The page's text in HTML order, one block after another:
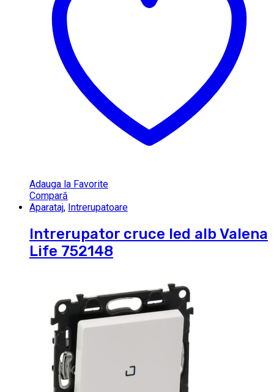
Adauga la Favorite
Compară
Aparataj, Intrerupatoare
Intrerupator cruce led alb Valena
Life 752148